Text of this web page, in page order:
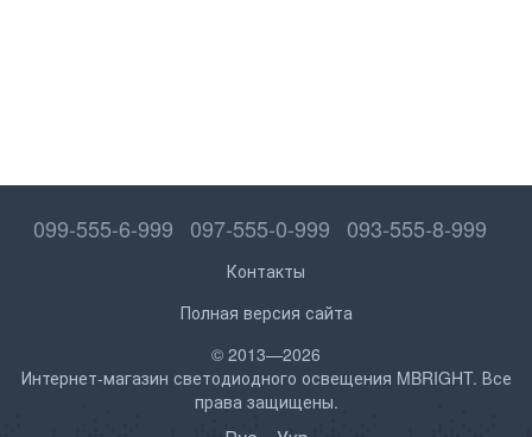
099-555-6-999 097-555-0-999 093-555-8-999
Контакты
Полная версия сайта
© 2013—2026
Интернет-магазин светодиодного освещения MBRIGHT. Все
права защищены.